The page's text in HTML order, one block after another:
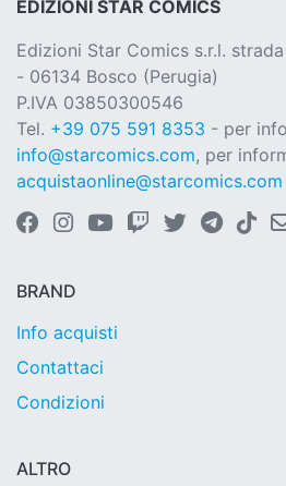
EDIZIONI STAR COMICS
Edizioni Star Comics s.r.l.
- 06134 Bosco (Perugia)
P.IVA 03850300546
Tel. +39 075 591 8353 - per
info@starcomics.com, per
acquistaonline@starcomics.com
BRAND
Info acquisti
Contattaci
Condizioni
ALTRO